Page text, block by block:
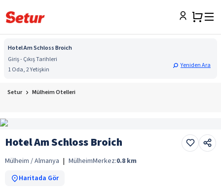
Hotel Am Schloss Broich
Giriş - Çıkış Tarihleri
1 Oda, 2 Yetişkin
Yeniden Ara
Setur Mülheim Otelleri
Hotel Am Schloss Broich
Mülheim / Almanya | MülheimMerkez:0.8 km
Haritada Gör